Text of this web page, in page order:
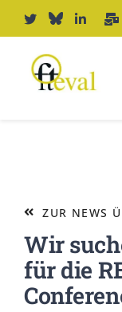
Inhalt
springen
Deutsch
JOURNAL
PODCAST
ZUR NEWS
Wir
für die